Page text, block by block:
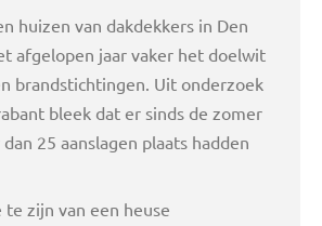
huizen van dakdekkers in Den
afgelopen jaar vaker het doelwit
brandstichtingen. Uit onderzoek
bleek dat er sinds de zomer
25 aanslagen plaats hadden
te zijn van een heuse